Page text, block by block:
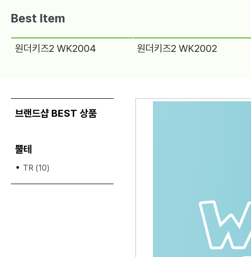
Best Item
원더키즈2 WK2004
원더키즈2 WK2002
브랜드샵 BEST 상품
뿔테
TR (10)